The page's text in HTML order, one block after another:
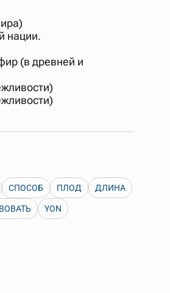
Пишем в Reword первым
словари.
нации.
(в древней и
СПОСОБ ПЛОД ДЛИНА
YON